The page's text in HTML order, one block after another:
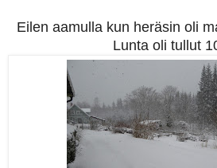
Eilen aamulla kun heräsin oli
Lunta oli tullut